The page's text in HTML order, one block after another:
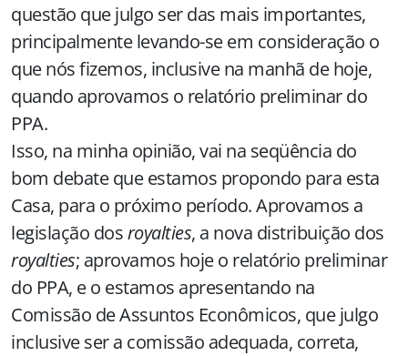
questão que julgo ser das mais importantes,
principalmente levando-se em consideração o
que nós fizemos, inclusive na manhã de hoje,
quando aprovamos o relatório preliminar do
PPA.
Isso, na minha opinião, vai na seqüência do
bom debate que estamos propondo para esta
Casa, para o próximo período. Aprovamos a
legislação dosroyalties, a nova distribuição dos
royalties; aprovamos hoje o relatório preliminar
do PPA, e o estamos apresentando na
Comissão de Assuntos Econômicos, que julgo
inclusive ser a comissão adequada, correta,